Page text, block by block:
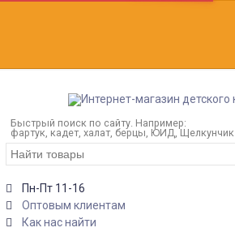
Быстрый поиск по сайту. Например:
фартук, кадет, халат, берцы, ЮИД, Щелкунчик
Пн-Пт 11-16
Оптовым клиентам
Как нас найти